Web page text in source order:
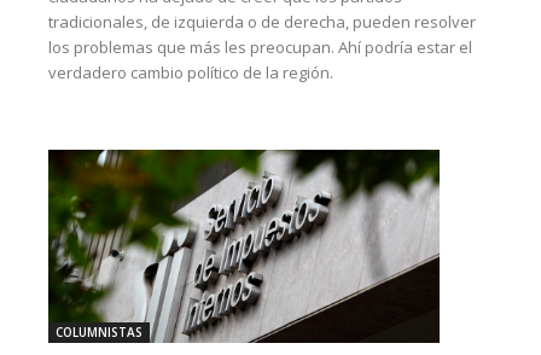
tradicionales, de izquierda o de derecha, pueden resolver
los problemas que más les preocupan. Ahí podría estar el
verdadero cambio político de la región.
COLUMNISTAS